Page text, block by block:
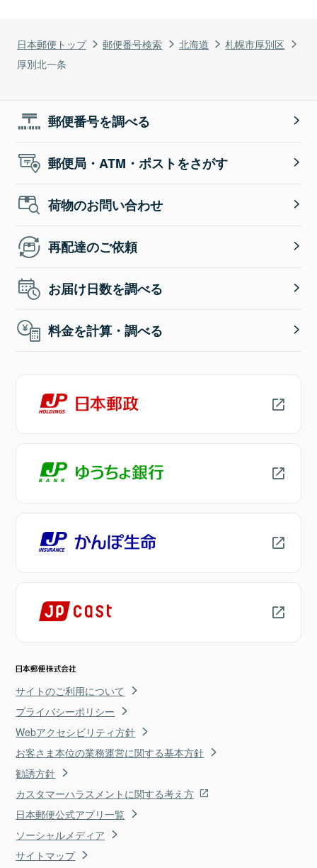
日本郵便トップ 郵便番号検索 北海道
札幌市厚別区
厚別北一条
郵便番号を調べる
郵便局・ATM・ポストをさがす
荷物のお問い合わせ
再配達のご依頼
お届け日数を調べる
料金を計算・調べる
サイトのご利用について
プライバシーポリシー
Webアクセシビリティ方針
お客さま本位の業務運営に関する基本方針
勧誘方針
カスタマーハラスメントに関する考え方
日本郵便公式アプリ一覧
ソーシャルメディア
サイトマップ